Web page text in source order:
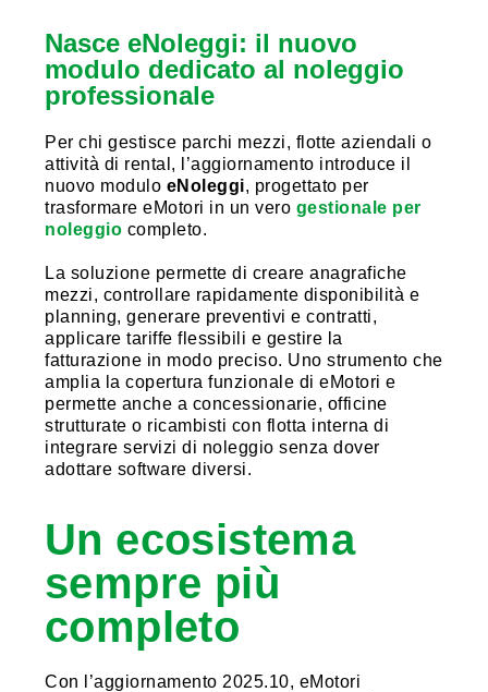
Nasce eNoleggi: il nuovo
modulo dedicato al noleggio
professionale
Per chi gestisce parchi mezzi, flotte aziendali o
attività di rental, l’aggiornamento introduce il
nuovo modulo eNoleggi, progettato per
trasformare eMotori in un vero gestionale per
noleggio completo.
La soluzione permette di creare anagrafiche
mezzi, controllare rapidamente disponibilità e
planning, generare preventivi e contratti,
applicare tariffe flessibili e gestire la
fatturazione in modo preciso. Uno strumento che
amplia la copertura funzionale di eMotori e
permette anche a concessionarie, officine
strutturate o ricambisti con flotta interna di
integrare servizi di noleggio senza dover
adottare software diversi.
Un ecosistema
sempre più
completo
Con l’aggiornamento 2025.10, eMotori